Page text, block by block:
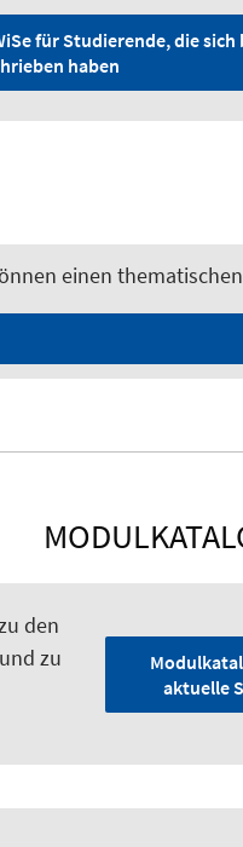
für Studierende, die sich
haben
einen
den
zu
aktuelle